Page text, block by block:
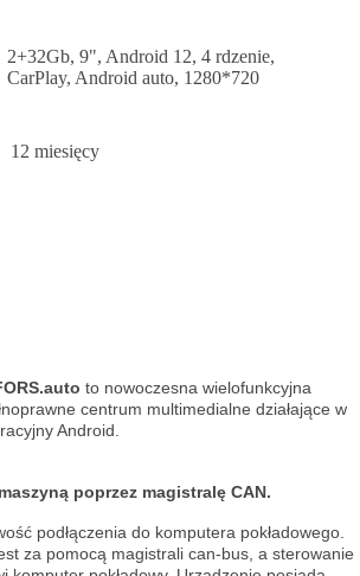
2+32Gb, 9", Android 12, 4 rdzenie,
CarPlay, Android auto, 1280*720
12 miesięcy
to nowoczesna wielofunkcyjna
centrum multimedialne działające w
Android.
poprzez magistralę CAN.
podłączenia do komputera pokładowego.
za pomocą magistrali can-bus, a sterowanie